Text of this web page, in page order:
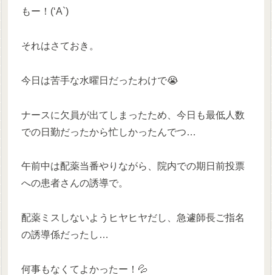
もー！(‘A`)
それはさておき。
今日は苦手な水曜日だったわけで😭
ナースに欠員が出てしまったため、今日も最低人数
での日勤だったから忙しかったんでつ…
午前中は配薬当番やりながら、院内での期日前投票
への患者さんの誘導で。
配薬ミスしないようヒヤヒヤだし、急遽師長ご指名
の誘導係だったし…
何事もなくてよかったー！💦